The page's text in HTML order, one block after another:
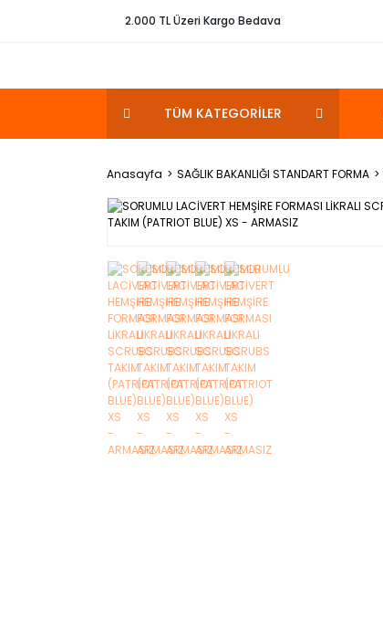
2.000 TL Üzeri Kargo Bedava
TÜM KATEGORİLER
Anasayfa SAĞLIK BAKANLIĞI STANDART FORMA